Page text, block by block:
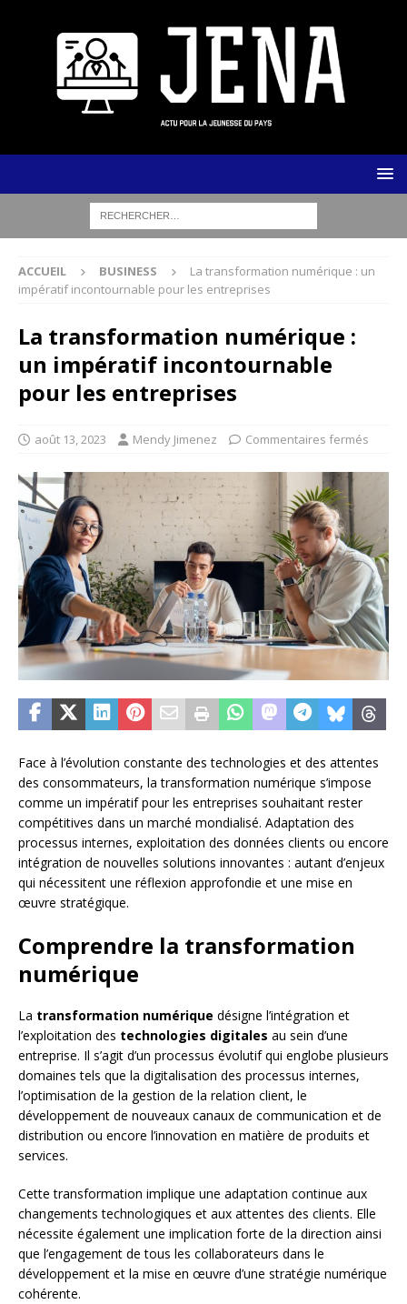
ACCUEIL BUSINESS
La transformation numérique : un
impératif incontournable pour les entreprises
La transformation numérique :
un impératif incontournable
pour les entreprises
août 13, 2023 Mendy Jimenez Commentaires fermés
Face à l’évolution constante des technologies et des attentes
des consommateurs, la transformation numérique s’impose
comme un impératif pour les entreprises souhaitant rester
compétitives dans un marché mondialisé. Adaptation des
processus internes, exploitation des données clients ou encore
intégration de nouvelles solutions innovantes : autant d’enjeux
qui nécessitent une réflexion approfondie et une mise en
œuvre stratégique.
Comprendre la transformation
numérique
La transformation numérique désigne l’intégration et
l’exploitation des technologies digitales au sein d’une
entreprise. Il s’agit d’un processus évolutif qui englobe plusieurs
domaines tels que la digitalisation des processus internes,
l’optimisation de la gestion de la relation client, le
développement de nouveaux canaux de communication et de
distribution ou encore l’innovation en matière de produits et
services.
Cette transformation implique une adaptation continue aux
changements technologiques et aux attentes des clients. Elle
nécessite également une implication forte de la direction ainsi
que l’engagement de tous les collaborateurs dans le
développement et la mise en œuvre d’une stratégie numérique
cohérente.